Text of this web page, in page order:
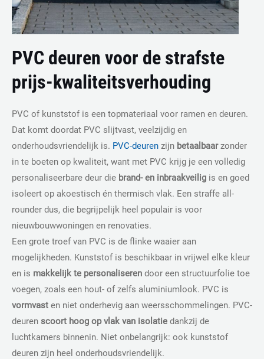
PVC deuren voor de strafste
prijs-kwaliteitsverhouding
PVC of kunststof is een topmateriaal voor ramen en deuren.
Dat komt doordat PVC slijtvast, veelzijdig en
onderhoudsvriendelijk is. PVC-deuren zijn betaalbaarzonder
in te boeten op kwaliteit, want met PVC krijg je een volledig
personaliseerbare deur die brand- en inbraakveilig is en goed
isoleert op akoestisch én thermisch vlak. Een straffe all-
rounder dus, die begrijpelijk heel populair is voor
nieuwbouwwoningen en renovaties.
Een grote troef van PVC is de flinke waaier aan
mogelijkheden. Kunststof is beschikbaar in vrijwel elke kleur
en is makkelijk te personaliseren door een structuurfolie toe
voegen, zoals een hout- of zelfs aluminiumlook. PVC is
vormvast en niet onderhevig aan weersschommelingen. PVC-
deuren scoort hoog op vlak van isolatie dankzij de
luchtkamers binnenin. Niet onbelangrijk: ook kunststof
deuren zijn heel onderhoudsvriendelijk.